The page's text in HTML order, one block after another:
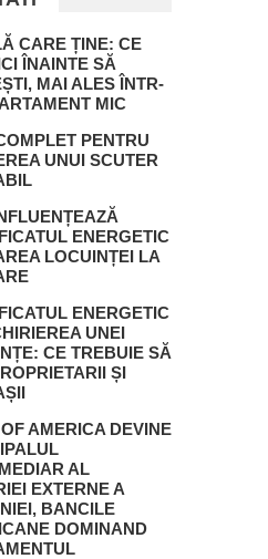
CARE ȚINE: CE
ÎNAINTE SĂ
MAI ALES ÎNTR-
MIC
PENTRU
UNUI SCUTER
ENERGETIC
LOCUINȚEI LA
ENERGETIC
UNEI
CE TREBUIE SĂ
ȘI
AMERICA DEVINE
AL
EXTERNE A
BANCILE
DOMINAND